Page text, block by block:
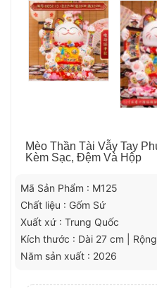
Mèo Thần Tài Vẫy Tay
Kèm Sạc, Đệm Và Hộp
Mã Sản Phẩm : M125
Chất liệu : Gốm Sứ
Xuất xứ : Trung Quốc
Kích thước : Dài 27 cm |
Năm sản xuất : 2026